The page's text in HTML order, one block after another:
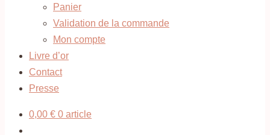
Panier
Validation de la commande
Mon compte
Livre d’or
Contact
Presse
0,00 € 0 article